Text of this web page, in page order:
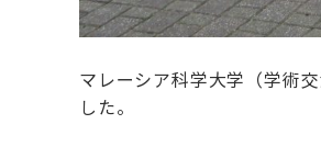
マレーシア科学大学（学術
した。